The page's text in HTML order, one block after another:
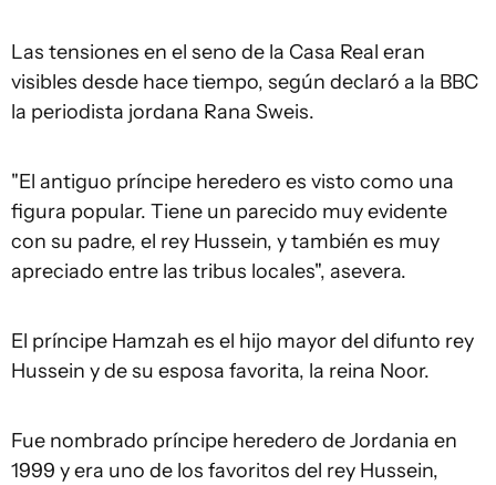
Las tensiones en el seno de la Casa Real eran
visibles desde hace tiempo, según declaró a la BBC
la periodista jordana Rana Sweis.
"El antiguo príncipe heredero es visto como una
figura popular. Tiene un parecido muy evidente
con su padre, el rey Hussein, y también es muy
apreciado entre las tribus locales", asevera.
El príncipe Hamzah es el hijo mayor del difunto rey
Hussein y de su esposa favorita, la reina Noor.
Fue nombrado príncipe heredero de Jordania en
1999 y era uno de los favoritos del rey Hussein,